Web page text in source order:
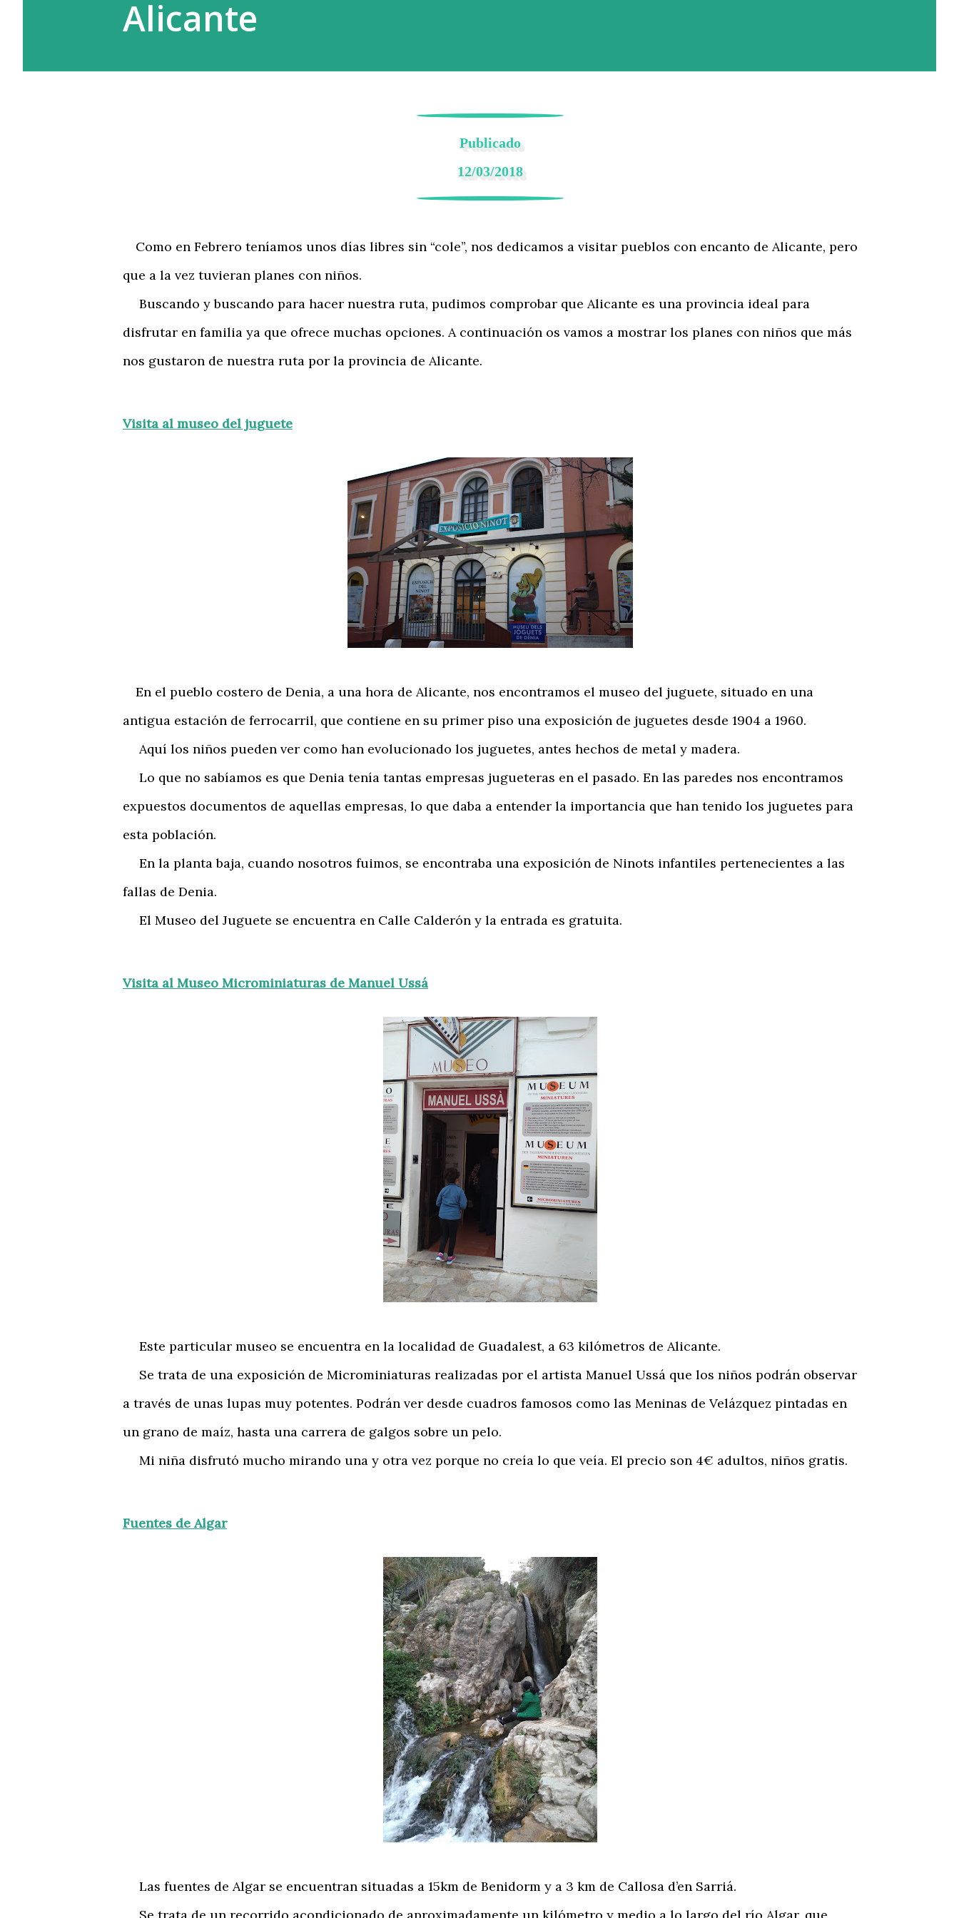
Alicante
Publicado
12/03/2018
Como en Febrero teníamos unos días libres sin “cole”, nos dedicamos a visitar pueblos con encanto de Alicante, pero
que a la vez tuvieran planes con niños.
Buscando y buscando para hacer nuestra ruta, pudimos comprobar que Alicante es una provincia ideal para
disfrutar en familia ya que ofrece muchas opciones. A continuación os vamos a mostrar los planes con niños que más
nos gustaron de nuestra ruta por la provincia de Alicante.
Visita al museo del juguete
En el pueblo costero de Denia, a una hora de Alicante, nos encontramos el museo del juguete, situado en una
antigua estación de ferrocarril, que contiene en su primer piso una exposición de juguetes desde 1904 a 1960.
Aquí los niños pueden ver como han evolucionado los juguetes, antes hechos de metal y madera.
Lo que no sabíamos es que Denia tenía tantas empresas jugueteras en el pasado. En las paredes nos encontramos
expuestos documentos de aquellas empresas, lo que daba a entender la importancia que han tenido los juguetes para
esta población.
En la planta baja, cuando nosotros fuimos, se encontraba una exposición de Ninots infantiles pertenecientes a las
fallas de Denia.
El Museo del Juguete se encuentra en Calle Calderón y la entrada es gratuita.
Visita al Museo Microminiaturas de Manuel Ussá
Este particular museo se encuentra en la localidad de Guadalest, a 63 kilómetros de Alicante.
Se trata de una exposición de Microminiaturas realizadas por el artista Manuel Ussá que los niños podrán observar
a través de unas lupas muy potentes. Podrán ver desde cuadros famosos como las Meninas de Velázquez pintadas en
un grano de maíz, hasta una carrera de galgos sobre un pelo.
Mi niña disfrutó mucho mirando una y otra vez porque no creía lo que veía. El precio son 4€ adultos, niños gratis.
Fuentes de Algar
Las fuentes de Algar se encuentran situadas a 15km de Benidorm y a 3 km de Callosa d’en Sarriá.